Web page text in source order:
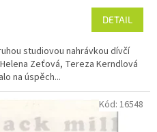
DETAIL
studiovou nahrávkou dívčí
Zeťová, Tereza Kerndlová
na úspěch...
Kód: 16548